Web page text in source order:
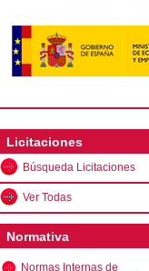
Licitaciones
Búsqueda Licitaciones
Ver Todas
Normativa
Normas Internas de